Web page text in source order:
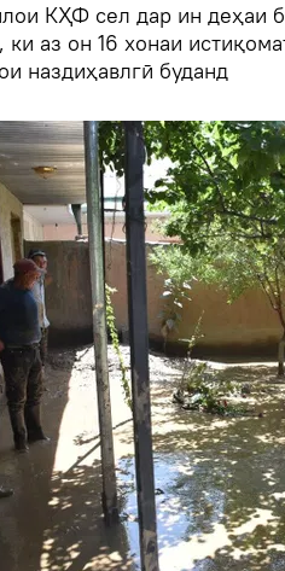
КҲФ сел дар ин деҳаи
ки аз он 16 хонаи
наздиҳавлгӣ буданд